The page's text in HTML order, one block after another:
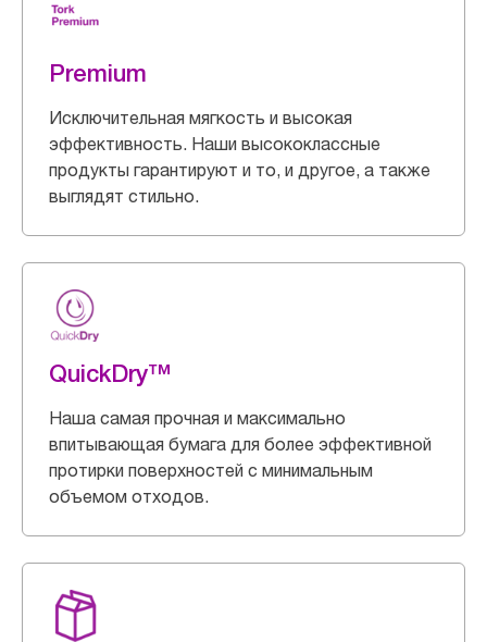
Premium
Исключительная мягкость и высокая
эффективность. Наши высококлассные
продукты гарантируют и то, и другое, а также
выглядят стильно.
QuickDry™
Наша самая прочная и максимально
впитывающая бумага для более эффективной
протирки поверхностей с минимальным
объемом отходов.